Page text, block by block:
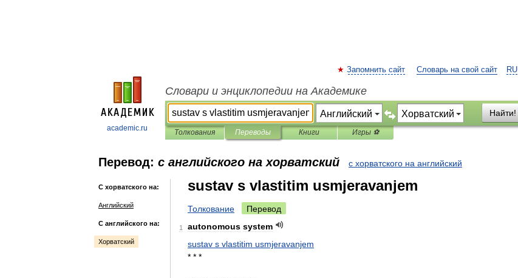
academic.ru
RU
Запомнить сайт Словарь на свой сайт
Словари и энциклопедии на Академике
Найти!
Толкования Переводы Книги Игры ⚽
Перевод: с английского на хорватский с хорватского на английский
С хорватского на:
Английский
С английского на:
Хорватский
sustav s vlastitim usmjeravanjem
Толкование Перевод
1 autonomous system
sustav s vlastitim usmjeravanjem
* * *